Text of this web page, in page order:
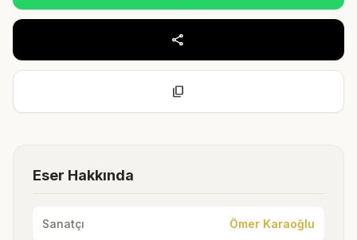
share
content_copy
Eser Hakkında
Sanatçı Ömer Karaoğlu